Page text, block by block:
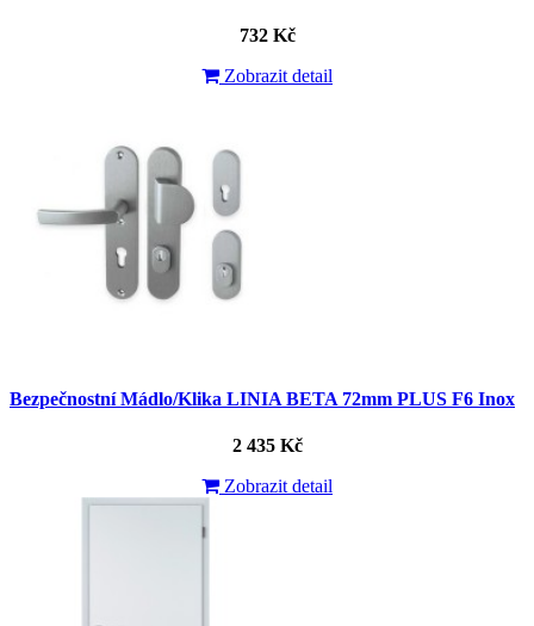
732 Kč
Zobrazit detail
Bezpečnostní Mádlo/Klika LINIA BETA 72mm PLUS F6 Inox
2 435 Kč
Zobrazit detail